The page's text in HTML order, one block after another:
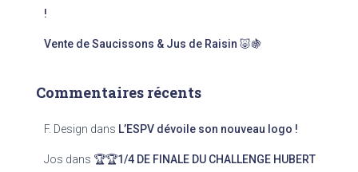
!
Vente de Saucissons & Jus de Raisin 🐷🍇
Commentaires récents
F. Design dans L’ESPV dévoile son nouveau logo !
Jos dans 🏆🏆1/4 DE FINALE DU CHALLENGE HUBERT